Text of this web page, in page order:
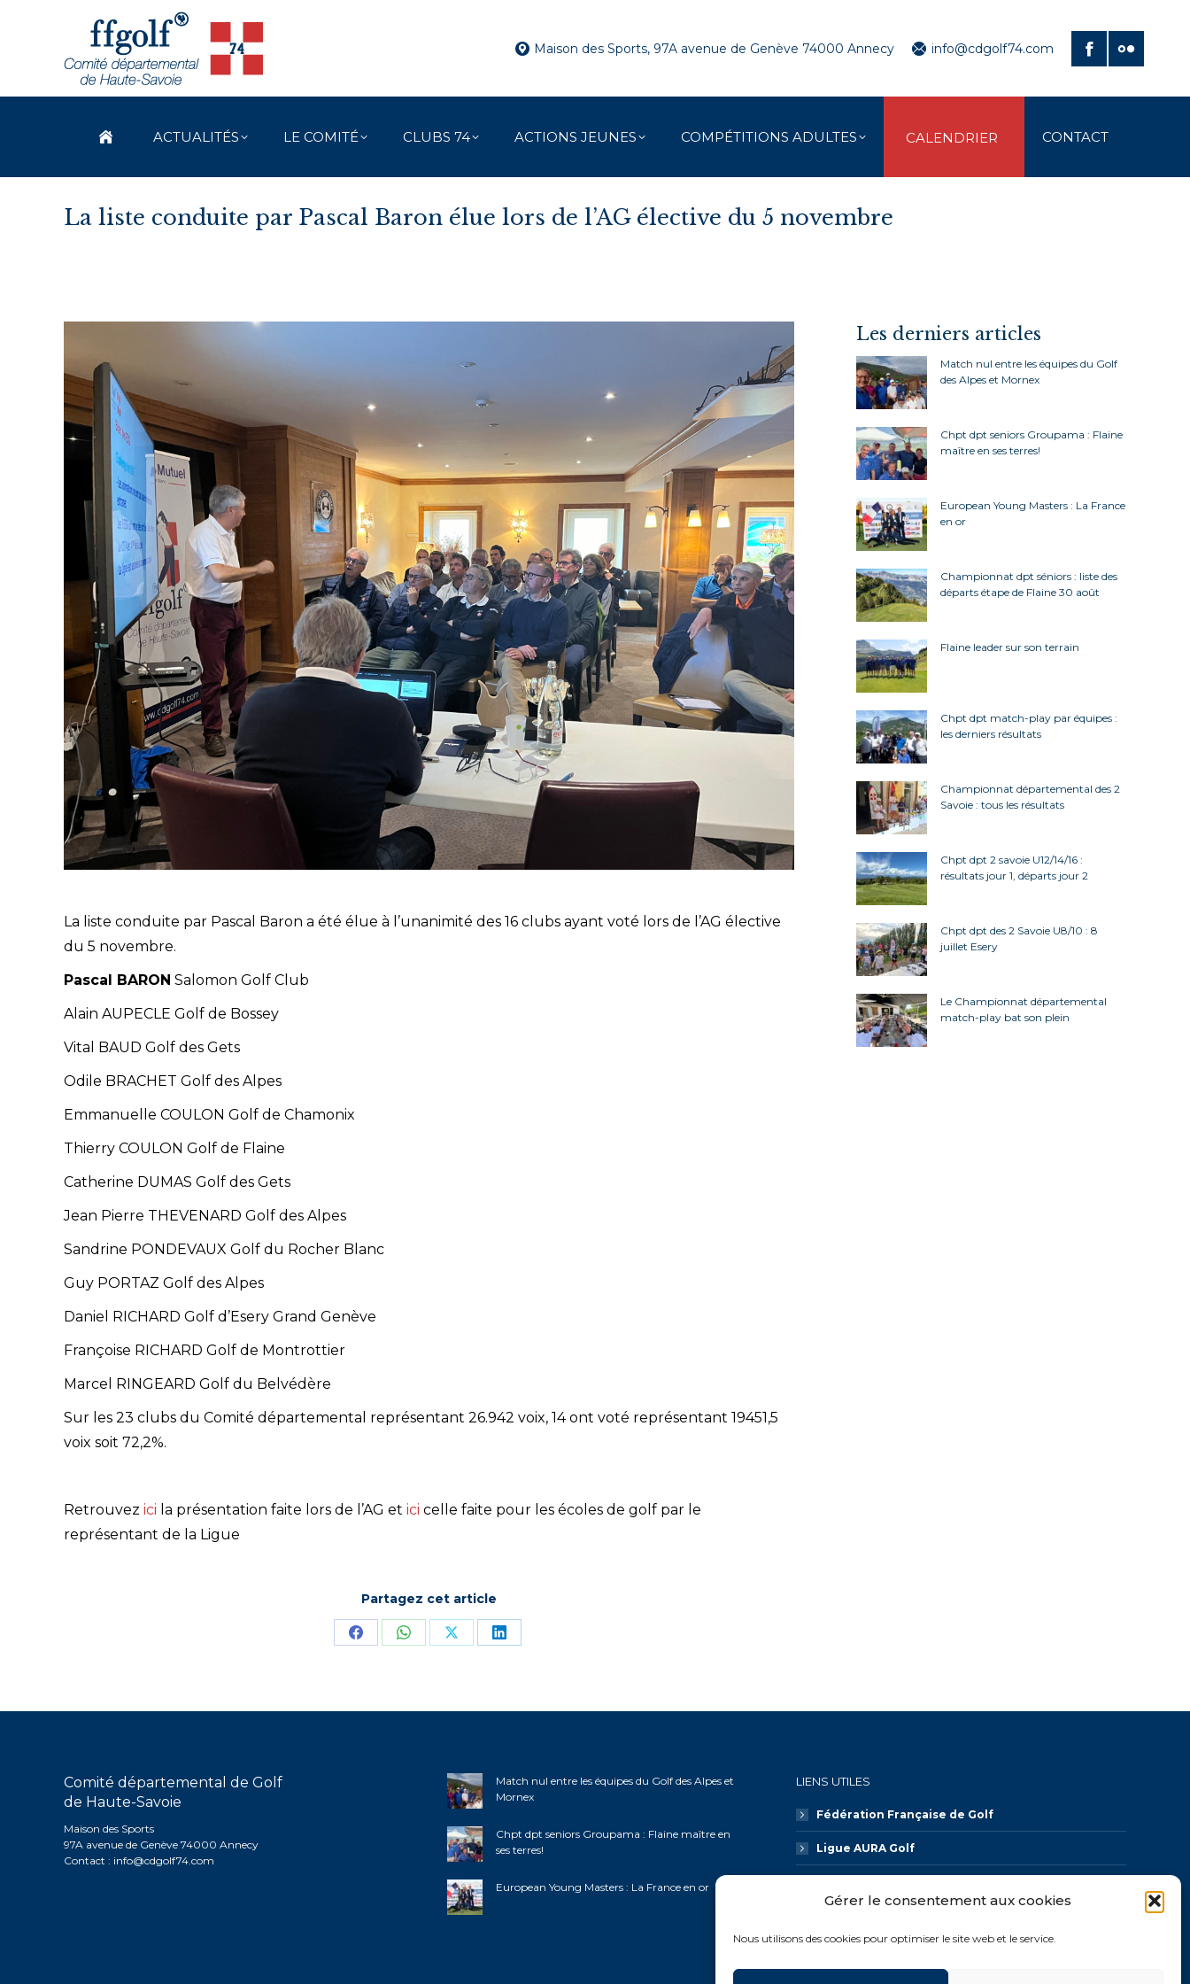
Gérer le consentement aux cookies
Nous utilisons des cookies pour optimiser le site web et le service.
Maison des Sports, 97A avenue de Genève 74000 Annecy info@cdgolf74.com
ACTUALITÉS LE COMITÉ CLUBS 74 ACTIONS JEUNES COMPÉTITIONS ADULTES CALENDRIER CONTACT
La liste conduite par Pascal Baron élue lors de l’AG élective du 5 novembre
La liste conduite par Pascal Baron a été élue à l’unanimité des 16 clubs ayant voté lors de l’AG élective
du 5 novembre.
Pascal BARON Salomon Golf Club
Alain AUPECLE Golf de Bossey
Vital BAUD Golf des Gets
Odile BRACHET Golf des Alpes
Emmanuelle COULON Golf de Chamonix
Thierry COULON Golf de Flaine
Catherine DUMAS Golf des Gets
Jean Pierre THEVENARD Golf des Alpes
Sandrine PONDEVAUX Golf du Rocher Blanc
Guy PORTAZ Golf des Alpes
Daniel RICHARD Golf d’Esery Grand Genève
Françoise RICHARD Golf de Montrottier
Marcel RINGEARD Golf du Belvédère
Sur les 23 clubs du Comité départemental représentant 26.942 voix, 14 ont voté représentant 19451,5
voix soit 72,2%.
Retrouvez ici la présentation faite lors de l’AG et ici celle faite pour les écoles de golf par le
représentant de la Ligue
Partagez cet article
PartagerPartagerPartagerPartager
Les derniers articles
Match nul entre les équipes du Golf
des Alpes et Mornex
Chpt dpt seniors Groupama : Flaine
maître en ses terres!
European Young Masters : La France
en or
Championnat dpt séniors : liste des
départs étape de Flaine 30 août
Flaine leader sur son terrain
Chpt dpt match-play par équipes :
les derniers résultats
Championnat départemental des 2
Savoie : tous les résultats
Chpt dpt 2 savoie U12/14/16 :
résultats jour 1, départs jour 2
Chpt dpt des 2 Savoie U8/10 : 8
juillet Esery
Le Championnat départemental
match-play bat son plein
Comité départemental de Golf
de Haute-Savoie
Maison des Sports
97A avenue de Genève 74000 Annecy
Contact : info@cdgolf74.com
Match nul entre les équipes du Golf des Alpes et
Mornex
Chpt dpt seniors Groupama : Flaine maître en
ses terres!
European Young Masters : La France en or
LIENS UTILES
Fédération Française de Golf
Ligue AURA Golf